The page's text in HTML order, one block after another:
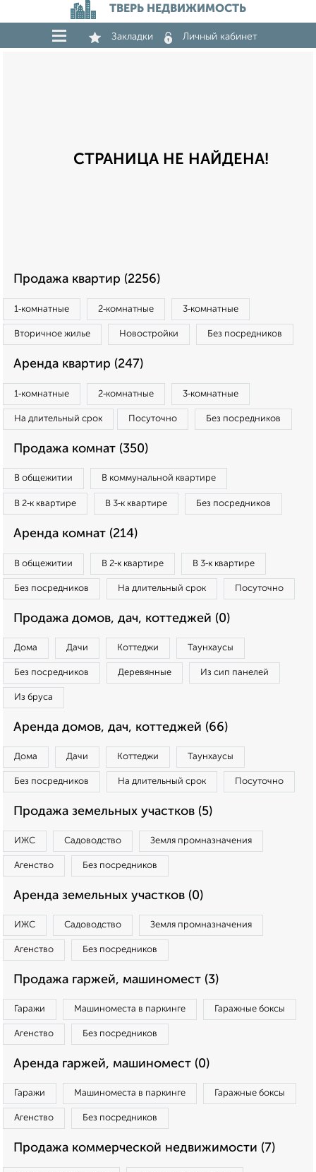
ТВЕРЬ НЕДВИЖИМОСТЬ
Закладки Личный кабинет
СТРАНИЦА НЕ НАЙДЕНА!
Продажа квартир (2256)
1‑комнатные 2‑комнатные 3‑комнатные
Вторичное жилье Новостройки Без посредников
Аренда квартир (247)
1‑комнатные 2‑комнатные 3‑комнатные
На длительный срок Посуточно Без посредников
Продажа комнат (350)
В общежитии В коммунальной квартире
В 2‑к квартире В 3‑к квартире Без посредников
Аренда комнат (214)
В общежитии В 2‑к квартире В 3‑к квартире
Без посредников На длительный срок Посуточно
Продажа домов, дач, коттеджей (0)
Дома Дачи Коттеджи Таунхаусы
Без посредников Деревянные Из сип панелей
Из бруса
Аренда домов, дач, коттеджей (66)
Дома Дачи Коттеджи Таунхаусы
Без посредников На длительный срок Посуточно
Продажа земельных участков (5)
ИЖС Садоводство Земля промназначения
Агенство Без посредников
Аренда земельных участков (0)
ИЖС Садоводство Земля промназначения
Агенство Без посредников
Продажа гаржей, машиномест (3)
Гаражи Машиноместа в паркинге Гаражные боксы
Агенство Без посредников
Аренда гаржей, машиномест (0)
Гаражи Машиноместа в паркинге Гаражные боксы
Агенство Без посредников
Продажа коммерческой недвижимости (7)